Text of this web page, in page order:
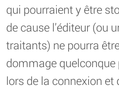
qui pourraient y être
de cause l’éditeur (ou
traitants) ne pourra
dommage
lors de la connexion